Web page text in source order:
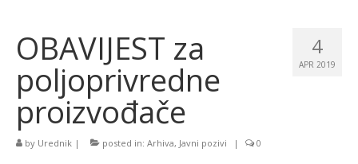
Službeni glasnici
Javne nabavke
Značajni datumi i manifestacije
Program energetske efikasnosti u stambenom
sektoru
4
APR 2019
OBAVIJEST za
poljoprivredne
proizvođače
by Urednik | posted in: Arhiva, Javni pozivi | 0